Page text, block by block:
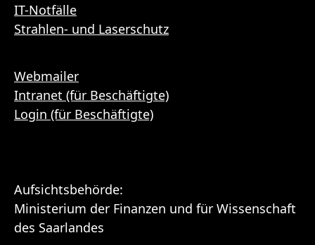
IT-Notfälle
Strahlen- und Laserschutz
Webmailer
Intranet (für Beschäftigte)
Login (für Beschäftigte)
Aufsichtsbehörde:
Ministerium der Finanzen und für Wissenschaft
des Saarlandes